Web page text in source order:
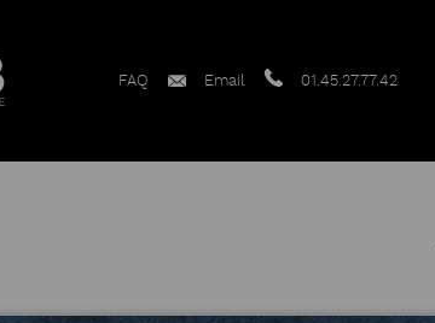
FAQ Email 01.45.27.77.42